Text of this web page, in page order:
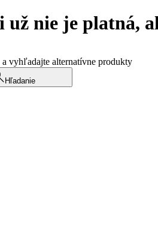
nie je platná,
vyhľadajte alternatívne produkty
Hľadanie